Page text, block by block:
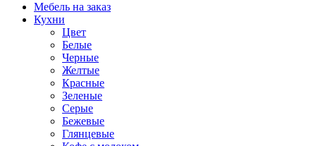
Мебель на заказ
Кухни
Цвет
Белые
Черные
Желтые
Красные
Зеленые
Серые
Бежевые
Глянцевые